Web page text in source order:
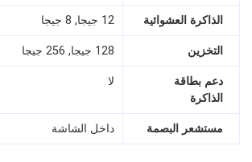
الذاكرة العشوائية 12 جيجا, 8 جيجا
التخزين 128 جيجا, 256 جيجا
دعم بطاقة
الذاكرة
لا
مستشعر البصمة داخل الشاشة